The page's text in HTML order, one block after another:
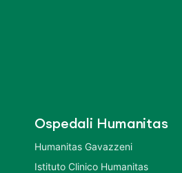
Ospedali Humanitas
Humanitas Gavazzeni
Istituto Clinico Humanitas